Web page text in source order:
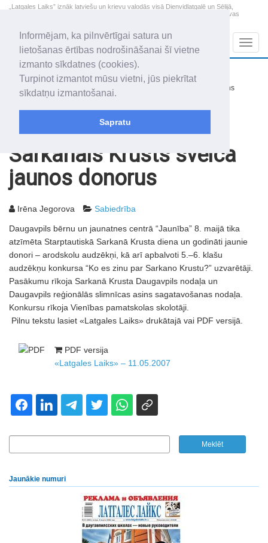
Informējam, ka pilnvērtīgai satura un
lietošanas ērtības nodrošināšanai šī vietne
izmanto sīkdatnes (cookies).
Turpinot izmantot mūsu vietni, jūs piekrītat
sīkdatņu izmantošanai.
Sapratu
„Latgales Laiks” iznāk latviešu un krievu valodās visā Dienvidlatgalē un Sēlijā,
„Latgales Laiks” latviešu valodā aptver Daugavpils valstspilsētu, Augšdaugavas
2026. gada 8. augusts
Sestdiena
Mudīte, Vladislava, Vladislavs
+14.4
nedaudz mākoņains
Sarkanais Krusts sveica
jaunos donorus
Irēna Jegorova Sabiedrība
Daugavpils bērnu un jaunatnes centrā “Jaunība” 8. maijā tika
atzīmēta Starptautiskā Sarkanā Krusta diena un godināti jaunie
donori – arodskolu audzēkņi, kā arī apbalvoti 5.–6. klašu
audzēkņu konkursa “Ko es zinu par Sarkano Krustu?” uzvarētāji.
Pasākumu rīkoja Sarkanā Krusta Daugavpils nodaļa un
Daugavpils reģionālās slimnīcas asins sagatavošanas nodaļa.
Konkursu rīkoja Vienības pamatskolas skolotāji.
Pilnu tekstu lasiet «Latgales Laiks» drukātajā vai PDF versijā.
PDF versija
«Latgales Laiks» – 11.05.2007
Jaunākie numuri